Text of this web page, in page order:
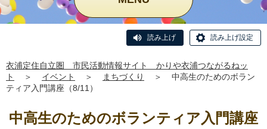
読み上げ 読み上げ設定
衣浦定住自立圏 市民活動情報サイト かりや衣浦つながるねッ
ト
＞ イベント ＞ まちづくり ＞
中高生のためのボラン
ティア入門講座（8/11）
中高生のためのボランティア入門講座